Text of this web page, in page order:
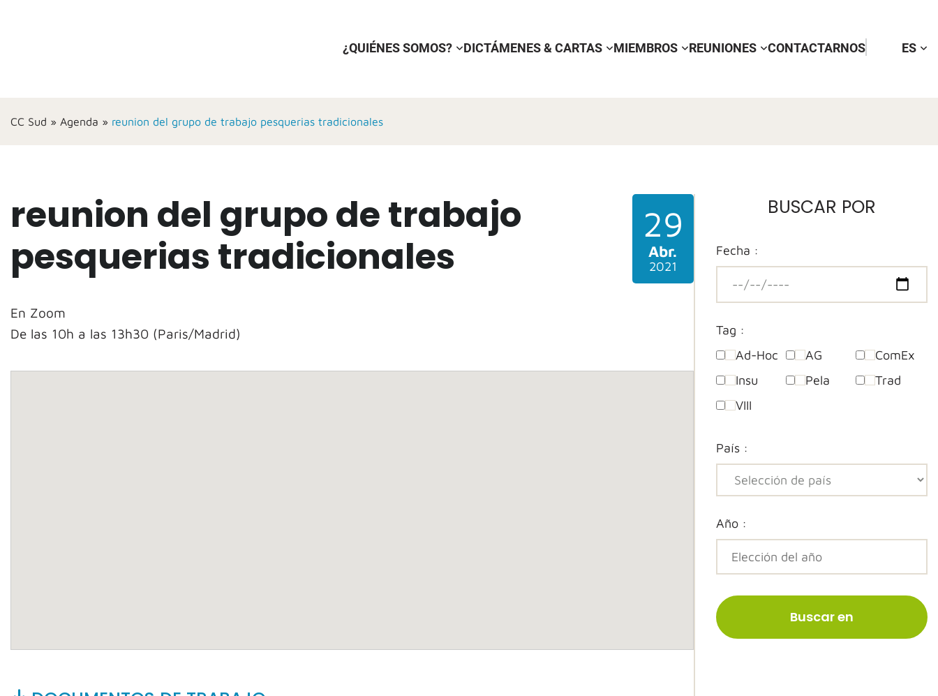
¿QUIÉNES SOMOS? DICTÁMENES & CARTAS MIEMBROS REUNIONES CONTACTARNOS ES
CC Sud » Agenda » reunion del grupo de trabajo pesquerias tradicionales
reunion del grupo de trabajo
pesquerias tradicionales
En Zoom
De las 10h a las 13h30 (Paris/Madrid)
29
Abr.
2021
BUSCAR POR
Fecha :
Tag :
Ad-Hoc
AG
ComEx
Insu
Pela
Trad
VIII
País :
Año :
Buscar en